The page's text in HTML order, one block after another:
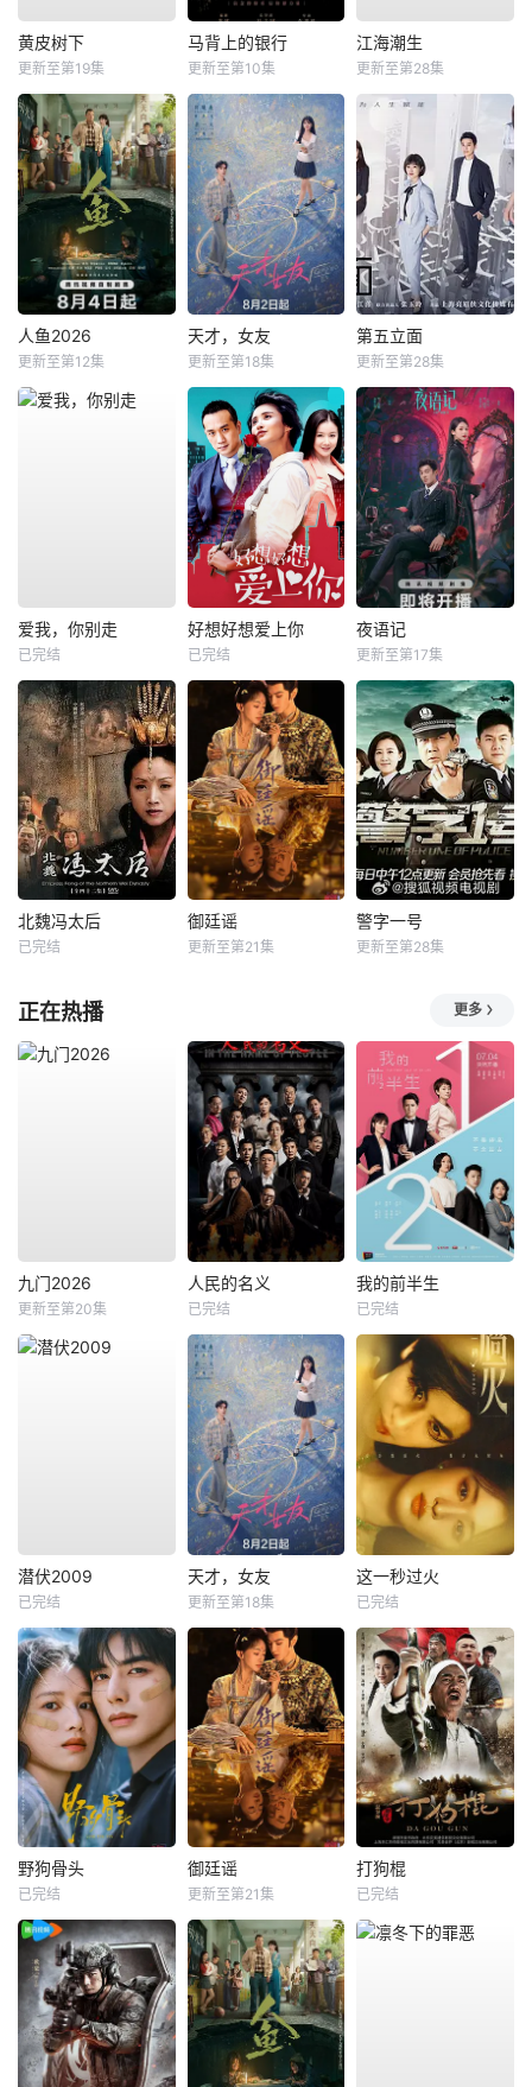
黄皮树下
更新至第19集
马背上的银行
更新至第10集
江海潮生
更新至第28集
人鱼2026
更新至第12集
天才，女友
更新至第18集
第五立面
更新至第28集
爱我，你别走
已完结
好想好想爱上你
已完结
夜语记
更新至第17集
北魏冯太后
已完结
御廷谣
更新至第21集
警字一号
更新至第28集
正在热播 更多
九门2026
更新至第20集
人民的名义
已完结
我的前半生
已完结
潜伏2009
已完结
天才，女友
更新至第18集
这一秒过火
已完结
野狗骨头
已完结
御廷谣
更新至第21集
打狗棍
已完结